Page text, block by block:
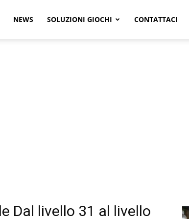
NEWS SOLUZIONI GIOCHI CONTATTACI
Dal livello 31 al livello